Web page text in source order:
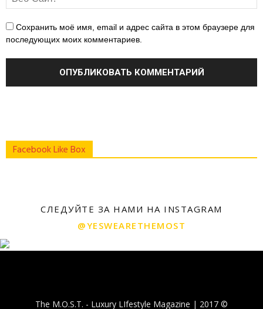
Сохранить моё имя, email и адрес сайта в этом браузере для
последующих моих комментариев.
Facebook Like Box
СЛЕДУЙТЕ ЗА НАМИ НА INSTAGRAM
@YESWEARETHEMOST
The M.O.S.T. - Luxury LIfestyle Magazine | 2017 ©